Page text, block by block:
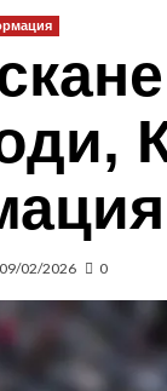
09/02/2026 0